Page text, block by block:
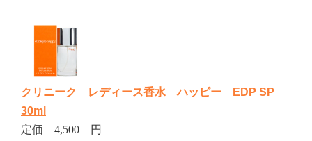
クリニーク レディース香水 ハッピー EDP SP
30ml
定価 4,500 円